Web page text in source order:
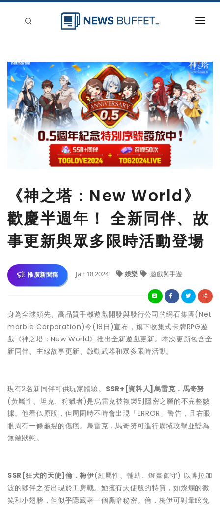
新聞稿分類
登入
刊登
《神之塔：New World》
歡慶半週年！ 全新同伴、故
事更新與眾多限時活動登場
推廣新聞稿 Jan 18,2024 娛樂 遊戲與手遊
身為全球領先、高品質手機遊戲開發與發行公司的網石集團(Net
marble Corporation)今(18日)宣布，旗下收集式卡牌RPG遊
戲《神之塔：New World》推出全新遊戲更新。本次更新包含全
新同伴、主線故事更新、啟動武器和眾多限時活動。
現有2名新同伴可供玩家體驗。 SSR+[資料人]烏雷克．馬奇努
(黃屬性、坦克、狩獵者)是烏雷克被複製到隱密之層的不完整數
據。他看似原版，但周圍時不時會出現「ERROR」警告，且右眼
眼周有一條龜裂的傷疤。烏雷克．馬奇努可進行廣域攻擊並變為
無敵狀態。
SSR[狂犬的天使]倫．梅伊(紅屬性、輔助、燈臺御守) 以博拉加
波的夥伴之姿出現於工房戰。她擁有天使般的特質，如燦爛的微
笑和小翅膀，但似乎隱藏著一個黑暗秘密。倫．梅伊可對暈眩免